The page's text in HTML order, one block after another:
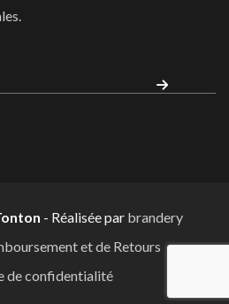
- Réalisée par brandery
et de Retours
de confidentialité